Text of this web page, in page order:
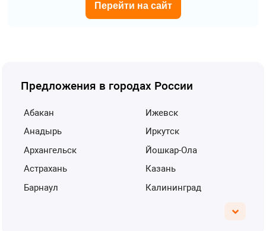
Перейти на сайт
Предложения в городах России
Абакан
Анадырь
Архангельск
Астрахань
Барнаул
Ижевск
Иркутск
Йошкар-Ола
Казань
Калининград